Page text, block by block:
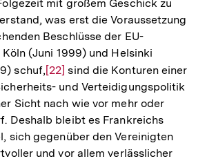
der
Fußnote
mit großem Geschick zu
was erst die Voraussetzung
Beschlüsse der EU-
(Juni 1999) und Helsinki
schuf,Zur
Auflösung
der
Fußnote
[22] sind die Konturen einer
und Verteidigungspolitik
Sicht nach wie vor mehr oder
Deshalb bleibt es Frankreichs
sich gegenüber den Vereinigten
und vor allem verlässlicher